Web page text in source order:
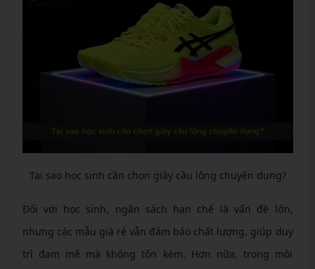
Tại sao học sinh cần chọn giày cầu lông chuyên dụng?
Đối với học sinh, ngân sách hạn chế là vấn đề lớn,
nhưng các mẫu giá rẻ vẫn đảm bảo chất lượng, giúp duy
trì đam mê mà không tốn kém. Hơn nữa, trong môi